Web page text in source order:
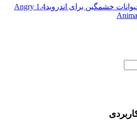
خشمگین برای اندروید
1.4 Angry